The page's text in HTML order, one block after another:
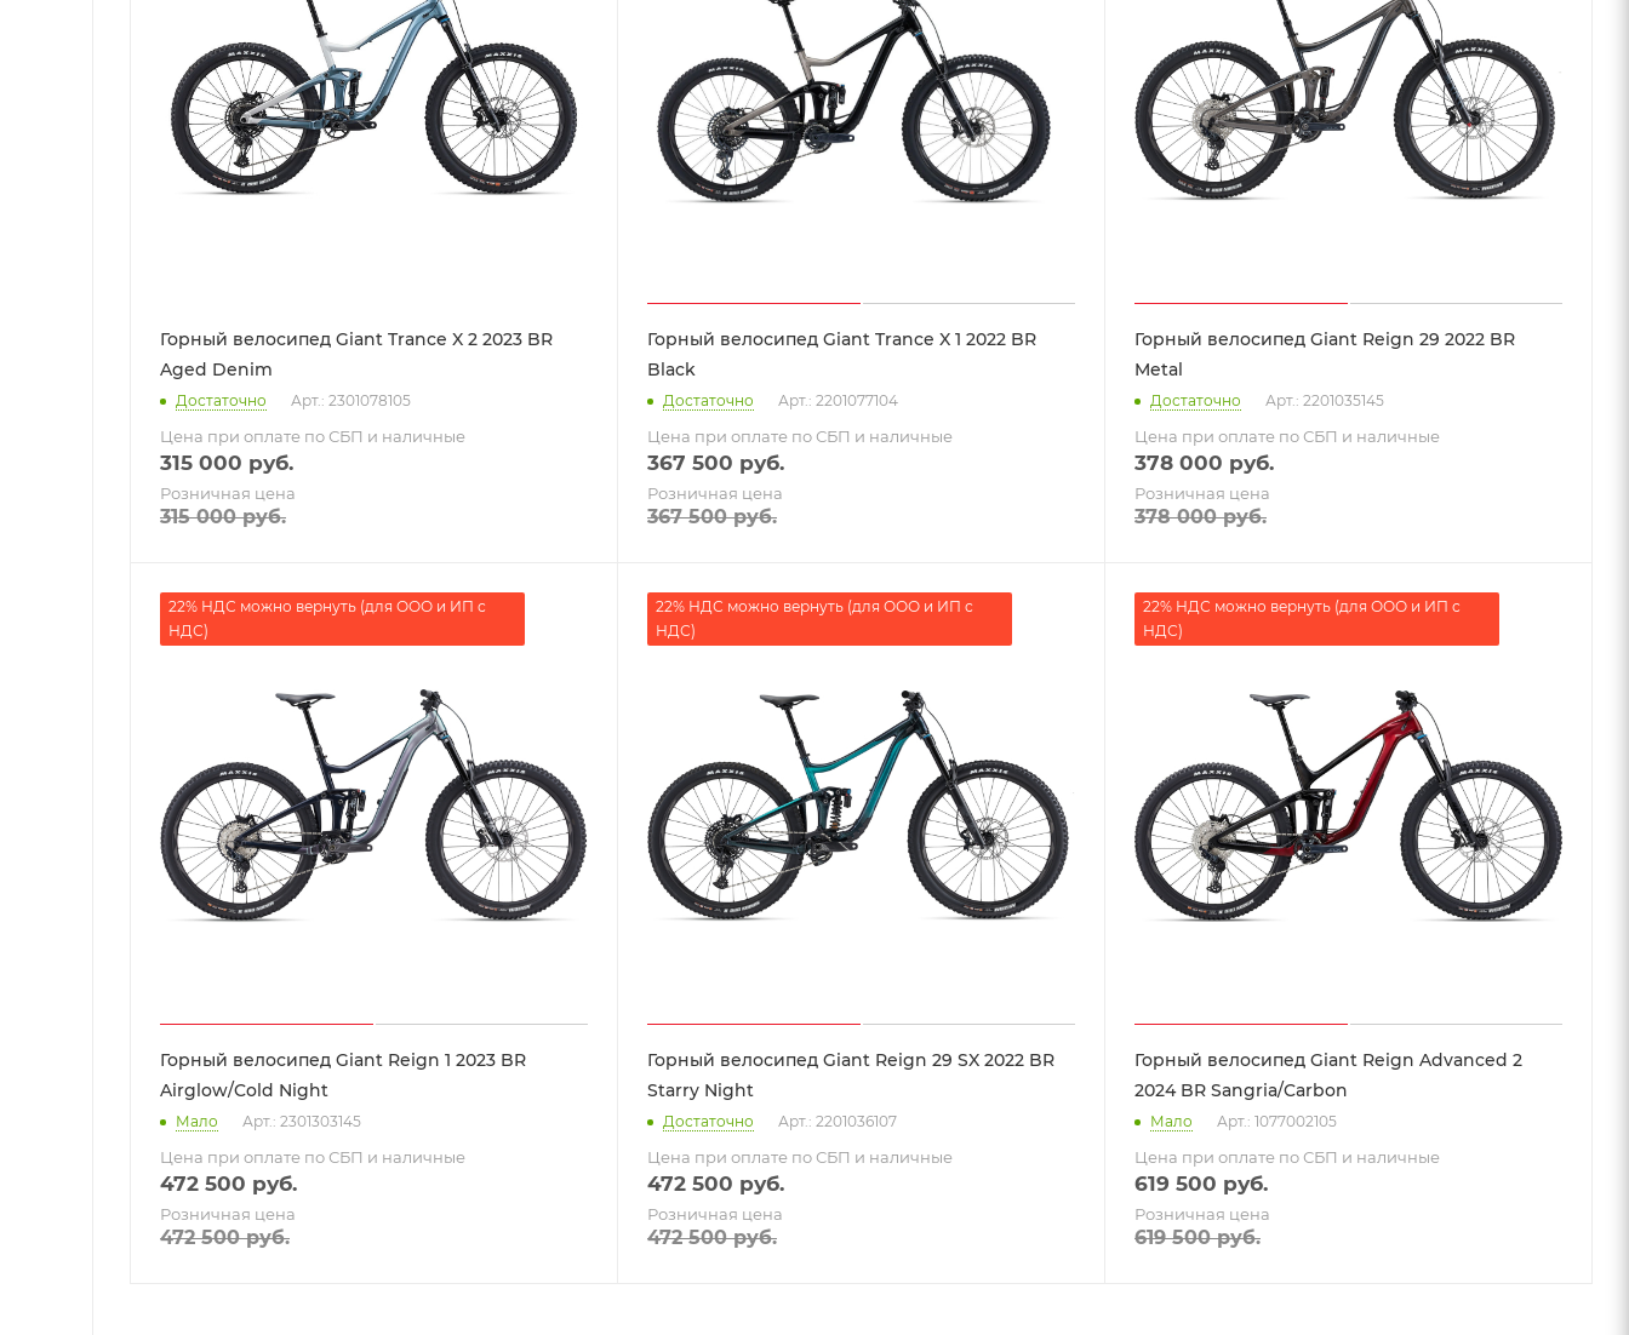
Горный велосипед Giant Trance X 2 2023 BR
Aged Denim
Достаточно Арт.: 2301078105
Цена при оплате по СБП и наличные
315 000 руб.
Розничная цена
315 000руб.
Горный велосипед Giant Trance X 1 2022 BR
Black
Достаточно Арт.: 2201077104
Цена при оплате по СБП и наличные
367 500 руб.
Розничная цена
367 500руб.
Горный велосипед Giant Reign 29 2022 BR
Metal
Достаточно Арт.: 2201035145
Цена при оплате по СБП и наличные
378 000 руб.
Розничная цена
378 000руб.
22% НДС можно вернуть (для ООО и ИП с
НДС)
Горный велосипед Giant Reign 1 2023 BR
Airglow/Cold Night
Мало Арт.: 2301303145
Цена при оплате по СБП и наличные
472 500 руб.
Розничная цена
472 500руб.
22% НДС можно вернуть (для ООО и ИП с
НДС)
Горный велосипед Giant Reign 29 SX 2022 BR
Starry Night
Достаточно Арт.: 2201036107
Цена при оплате по СБП и наличные
472 500 руб.
Розничная цена
472 500руб.
22% НДС можно вернуть (для ООО и ИП с
НДС)
Горный велосипед Giant Reign Advanced 2
2024 BR Sangria/Carbon
Мало Арт.: 1077002105
Цена при оплате по СБП и наличные
619 500 руб.
Розничная цена
619 500руб.